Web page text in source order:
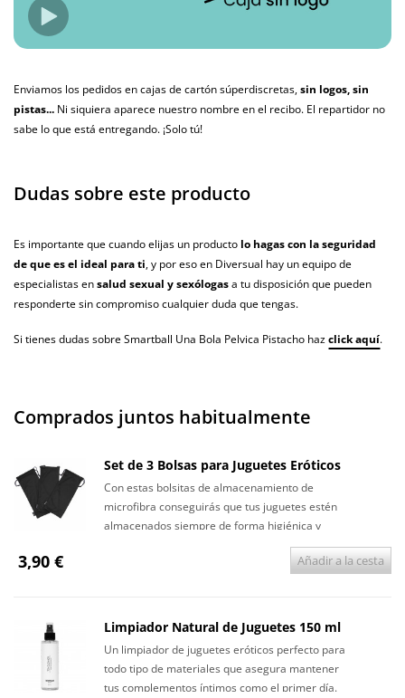
Enviamos los pedidos en cajas de cartón súperdiscretas,sin logos, sin
pistas... Ni siquiera aparece nuestro nombre en el recibo. El repartidor no
sabe lo que está entregando. ¡Solo tú!
Dudas sobre este producto
Es importante que cuando elijas un producto lo hagas con la seguridad
de que es el ideal para ti, y por eso en Diversual hay un equipo de
especialistas ensalud sexual y sexólogasa tu disposición que pueden
responderte sin compromiso cualquier duda que tengas.
Si tienes dudas sobre Smartball Una Bola Pelvica Pistacho hazclick aquí.
Comprados juntos habitualmente
Set de 3 Bolsas para Juguetes Eróticos
Con estas bolsitas de almacenamiento de
microfibra conseguirás que tus juguetes estén
almacenados siempre de forma higiénica y
3,90 € Añadir a la cesta
Limpiador Natural de Juguetes 150 ml
Un limpiador de juguetes eróticos perfecto para
todo tipo de materiales que asegura mantener
tus complementos íntimos como el primer día.